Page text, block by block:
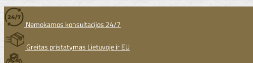
Nemokamos konsultacijos 24/7
Greitas pristatymas Lietuvoje ir EU